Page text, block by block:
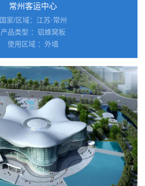
常州客运中心
国家/区域：江苏·常州
产品类型 ：铝蜂窝板
使用区域 ：外墙